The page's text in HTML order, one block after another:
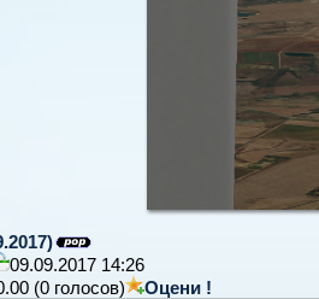
09.09.2017 14:26
(0 голосов)
Оцени !